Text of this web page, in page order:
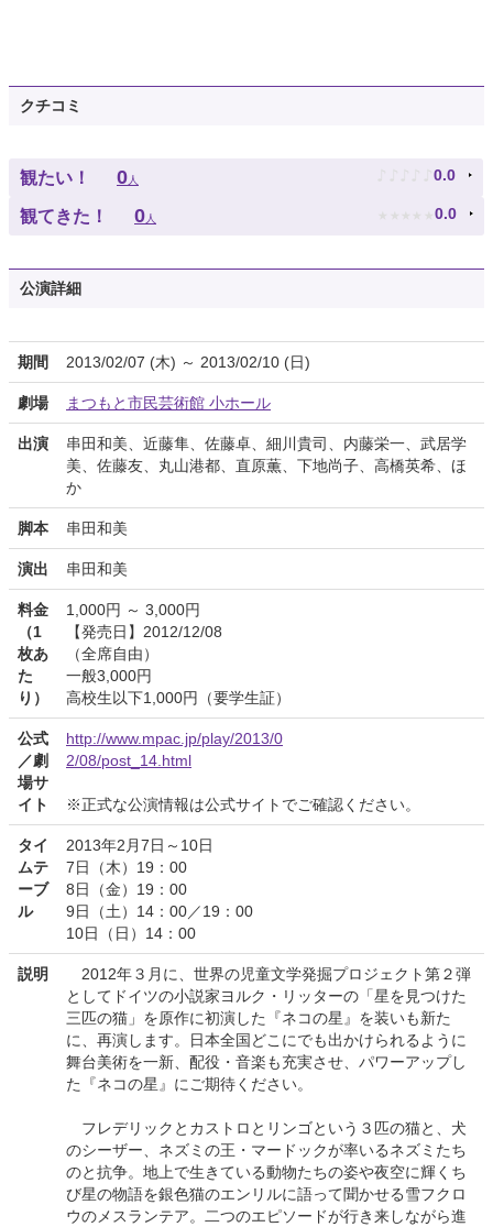
クチコミ
観たい！ 0人 ♪ ♪ ♪ ♪ ♪ 0.0
観てきた！ 0人 ★ ★ ★ ★ ★ 0.0
公演詳細
期間 2013/02/07 (木) ～ 2013/02/10 (日)
劇場 まつもと市民芸術館 小ホール
出演
串田和美、近藤隼、佐藤卓、細川貴司、内藤栄一、武居学
美、佐藤友、丸山港都、直原薫、下地尚子、高橋英希、ほ
か
脚本 串田和美
演出 串田和美
料金
（1
枚あ
た
り）
1,000円 ～ 3,000円
【発売日】2012/12/08
（全席自由）
一般3,000円
高校生以下1,000円（要学生証）
公式
／劇
場サ
イト
http://www.mpac.jp/play/2013/0
2/08/post_14.html
※正式な公演情報は公式サイトでご確認ください。
タイ
ムテ
ーブ
ル
2013年2月7日～10日
7日（木）19：00
8日（金）19：00
9日（土）14：00／19：00
10日（日）14：00
説明
2012年３月に、世界の児童文学発掘プロジェクト第２弾
としてドイツの小説家ヨルク・リッターの「星を見つけた
三匹の猫」を原作に初演した『ネコの星』を装いも新た
に、再演します。日本全国どこにでも出かけられるように
舞台美術を一新、配役・音楽も充実させ、パワーアップし
た『ネコの星』にご期待ください。
フレデリックとカストロとリンゴという３匹の猫と、犬
のシーザー、ネズミの王・マードックが率いるネズミたち
のと抗争。地上で生きている動物たちの姿や夜空に輝くち
び星の物語を銀色猫のエンリルに語って聞かせる雪フクロ
ウのメスランテア。二つのエピソードが行き来しながら進